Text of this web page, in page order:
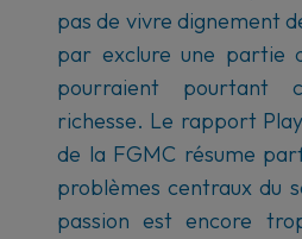
pas de vivre dignement
par exclure une partie
pourraient pourtant
richesse. Le rapport
de la FGMC résume
problèmes centraux du
passion est encore